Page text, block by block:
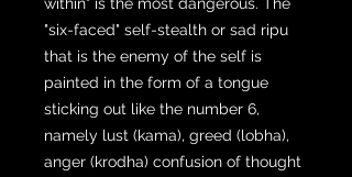
"six-faced" self-stealth or sad ripu
that is the enemy of the self is
painted in the form of a tongue
sticking out like the number 6,
namely lust (kama), greed (lobha),
anger (krodha) confusion of thought